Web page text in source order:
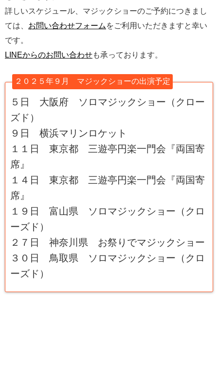
詳しいスケジュール、マジックショーのご予約につきまし
ては、 お問い合わせフォーム をご利用いただきますと幸い
です。
LINEからのお問い合わせも承っております。
２０２５年９月 マジックショーの出演予定
５日 大阪府 ソロマジックショー（クロー
ズド）
９日 横浜マリンロケット
１１日 東京都 三遊亭円楽一門会『両国寄
席』
１４日 東京都 三遊亭円楽一門会『両国寄
席』
１９日 富山県 ソロマジックショー（クロ
ーズド）
２７日 神奈川県 お祭りでマジックショー
３０日 鳥取県 ソロマジックショー（クロ
ーズド）